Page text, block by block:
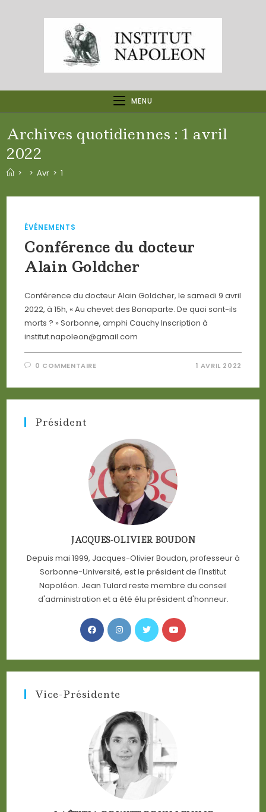
MENU
Archives quotidiennes : 1 avril
2022
> > Avr > 1
ÉVÉNEMENTS
Conférence du docteur
Alain Goldcher
Conférence du docteur Alain Goldcher, le samedi 9 avril
2022, à 15h, « Au chevet des Bonaparte. De quoi sont-ils
morts ? » Sorbonne, amphi Cauchy Inscription à
institut.napoleon@gmail.com
0 COMMENTAIRE 1 AVRIL 2022
Président
JACQUES-OLIVIER BOUDON
Depuis mai 1999, Jacques-Olivier Boudon, professeur à
Sorbonne-Université, est le président de l'Institut
Napoléon. Jean Tulard reste membre du conseil
d'administration et a été élu président d'honneur.
Opens
in
new
Opens
in
new
Opens
in
new
Opens
new
Vice-Présidente